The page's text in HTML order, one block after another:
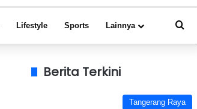
Lifestyle Sports Lainnya
Berita Terkini
Tangerang Raya